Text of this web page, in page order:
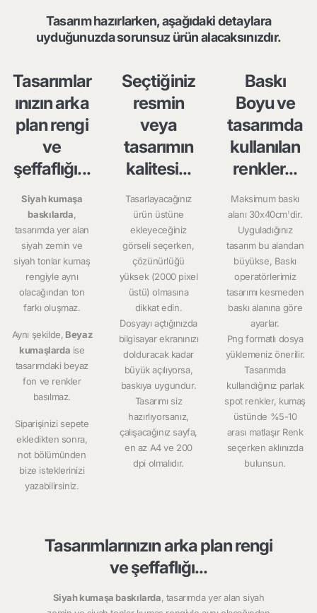
Tasarım hazırlarken, aşağıdaki detaylara
uyduğunuzda sorunsuz ürün alacaksınızdır.
Tasarımlar
ınızın arka
plan rengi
ve
şeffaflığı...
Siyah kumaşa
baskılarda,
tasarımda yer alan
siyah zemin ve
siyah tonlar kumaş
rengiyle aynı
olacağından ton
farkı oluşmaz.
Aynı şekilde, Beyaz
kumaşlarda ise
tasarımdaki beyaz
fon ve renkler
basılmaz.
Siparişinizi sepete
ekledikten sonra,
not bölümünden
bize isteklerinizi
yazabilirsiniz.
Seçtiğiniz
resmin
veya
tasarımın
kalitesi...
Tasarlayacağınız
ürün üstüne
ekleyeceğiniz
görseli seçerken,
çözünürlüğü
yüksek (2000 pixel
üstü) olmasına
dikkat edin.
Dosyayı açtığınızda
bilgisayar ekranınızı
dolduracak kadar
büyük açılıyorsa,
baskıya uygundur.
Tasarımı siz
hazırlıyorsanız,
çalışacağınız sayfa,
en az A4 ve 200
dpi olmalıdır.
Baskı
Boyu ve
tasarımda
kullanılan
renkler...
Maksimum baskı
alanı 30x40cm'dir.
Uyguladığınız
tasarım bu alandan
büyükse, Baskı
operatörlerimiz
tasarımı kesmeden
baskı alanına göre
ayarlar.
Png formatlı dosya
yüklemeniz önerilir.
Tasarımda
kullandığınız parlak
spot renkler, kumaş
üstünde %5-10
arası matlaşır Renk
seçerken aklınızda
bulunsun.
Tasarımlarınızın arka plan rengi
ve şeffaflığı...
Siyah kumaşa baskılarda, tasarımda yer alan siyah